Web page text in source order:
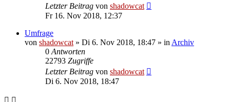
Letzter Beitrag von shadowcat
Fr 16. Nov 2018, 12:37
Umfrage
von shadowcat » Di 6. Nov 2018, 18:47 » in Archiv
0 Antworten
22793 Zugriffe
Letzter Beitrag von shadowcat
Di 6. Nov 2018, 18:47